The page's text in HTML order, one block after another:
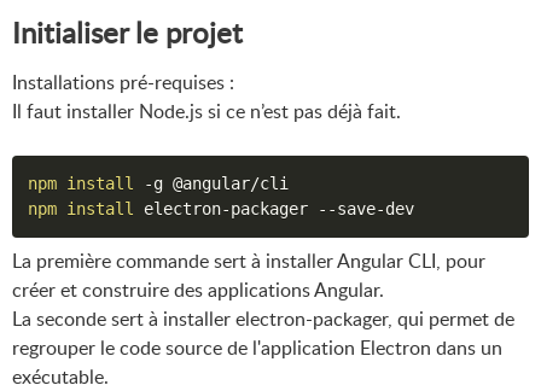
Initialiser le projet
Installations pré-requises :
Il faut installer Node.js si ce n’est pas déjà fait.
npm install
npm install
La première commande sert à installer Angular CLI, pour
créer et construire des applications Angular.
La seconde sert à installer electron-packager, qui permet de
regrouper le code source de l'application Electron dans un
exécutable.